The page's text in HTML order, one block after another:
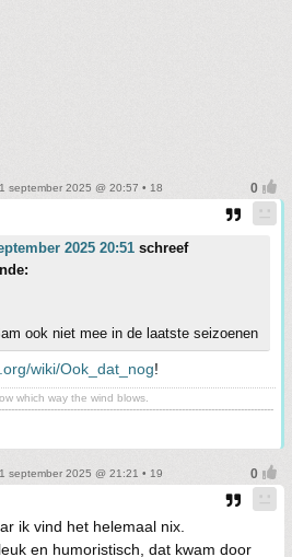
september 2025 @ 20:57 • 18
2025 20:51 schreef
ook niet mee in de laatste seizoenen
wiki/Ook_dat_nog!
which way the wind blows.
september 2025 @ 21:21 • 19
ik vind het helemaal nix.
en humoristisch, dat kwam door